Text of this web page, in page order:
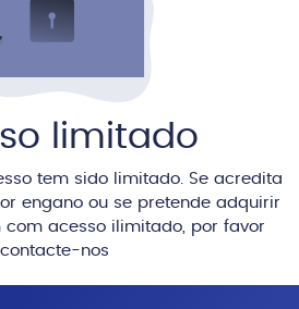
limitado
tem sido limitado. Se acredita
engano ou se pretende adquirir
acesso ilimitado, por favor
contacte-nos